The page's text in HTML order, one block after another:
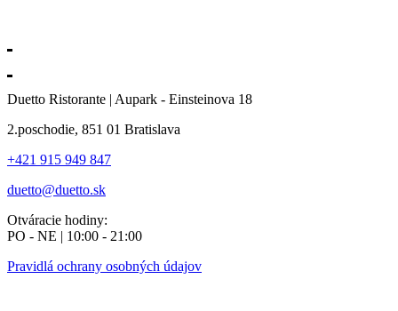
Duetto Ristorante | Aupark - Einsteinova 18
2.poschodie, 851 01 Bratislava
+421 915 949 847
duetto@duetto.sk
Otváracie hodiny:
PO - NE | 10:00 - 21:00
Pravidlá ochrany osobných údajov